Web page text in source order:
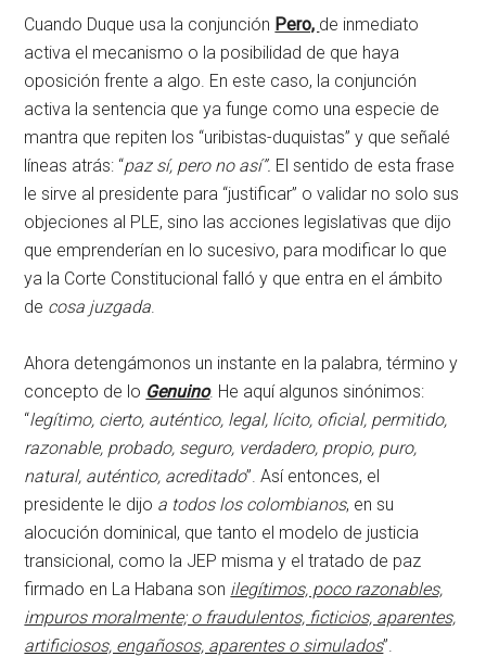
Cuando Duque usa la conjunción Pero, de inmediato
activa el mecanismo o la posibilidad de que haya
oposición frente a algo. En este caso, la conjunción
activa la sentencia que ya funge como una especie de
mantra que repiten los “uribistas-duquistas” y que señalé
líneas atrás: “paz sí, pero no así”. El sentido de esta frase
le sirve al presidente para “justificar” o validar no solo sus
objeciones al PLE, sino las acciones legislativas que dijo
que emprenderían en lo sucesivo, para modificar lo que
ya la Corte Constitucional falló y que entra en el ámbito
de cosa juzgada
Ahora detengámonos un instante en la palabra, término y
concepto de lo Genuino. He aquí algunos sinónimos:
“legítimo, cierto, auténtico, legal, lícito, oficial, permitido,
razonable, probado, seguro, verdadero, propio, puro,
natural, auténtico, acreditado”. Así entonces, el
presidente le dijo a todos los colombianos, en su
alocución dominical, que tanto el modelo de justicia
transicional, como la JEP misma y el tratado de paz
firmado en La Habana son ilegítimos, poco razonables,
impuros moralmente; o fraudulentos, ficticios, aparentes,
artificiosos, engañosos, aparentes o simulados”.